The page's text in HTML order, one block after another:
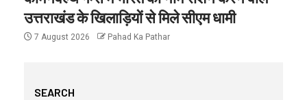
उत्तराखंड के खिलाड़ियों से मिले सीएम धामी
7 August 2026 Pahad Ka Pathar
SEARCH